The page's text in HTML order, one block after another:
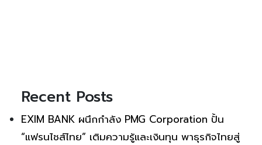
Recent Posts
EXIM BANK ผนึกกำลัง PMG Corporation ปั้น
“แฟรนไชส์ไทย” เติมความรู้และเงินทุน พาธุรกิจไทยสู่